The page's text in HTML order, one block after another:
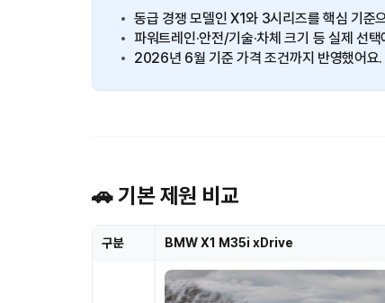
동급 경쟁 모델인 X1와 3시리즈를 핵심 기준
파워트레인·안전/기술·차체 크기 등 실제 선
2026년 6월 기준 가격 조건까지 반영했어요.
🚗 기본 제원 비교
구분 BMW X1 M35i xDrive